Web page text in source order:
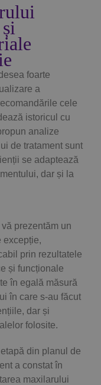
foarte
a
cele
istoricul cu
analize
de tratament sunt
se adaptează
dar și la
prezentăm un
excepție,
prin rezultatele
și funcționale
în egală măsură
în care s-au făcut
dar și
folosite.
din planul de
a constat în
maxilarului